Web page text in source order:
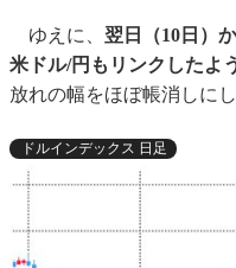
ゆえに、 翌日（10日）
米ドル/円もリンクしたよ
放れの幅をほぼ帳消しにし
ドルインデックス 日足